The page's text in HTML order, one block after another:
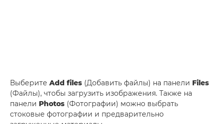
Выберите Add files (Добавить файлы) на панели Files
(Файлы), чтобы загрузить изображения. Также на
панели Photos (Фотографии) можно выбрать
стоковые фотографии и предварительно